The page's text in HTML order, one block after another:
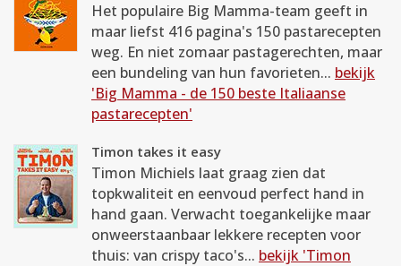
Het populaire Big Mamma-team geeft in
maar liefst 416 pagina's 150 pastarecepten
weg. En niet zomaar pastagerechten, maar
een bundeling van hun favorieten... bekijk
'Big Mamma - de 150 beste Italiaanse
pastarecepten'
Timon takes it easy
Timon Michiels laat graag zien dat
topkwaliteit en eenvoud perfect hand in
hand gaan. Verwacht toegankelijke maar
onweerstaanbaar lekkere recepten voor
thuis: van crispy taco's... bekijk 'Timon